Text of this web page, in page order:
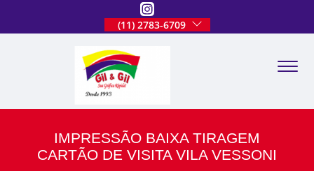
(11) 2783-6709
IMPRESSÃO BAIXA TIRAGEM
CARTÃO DE VISITA VILA VESSONI